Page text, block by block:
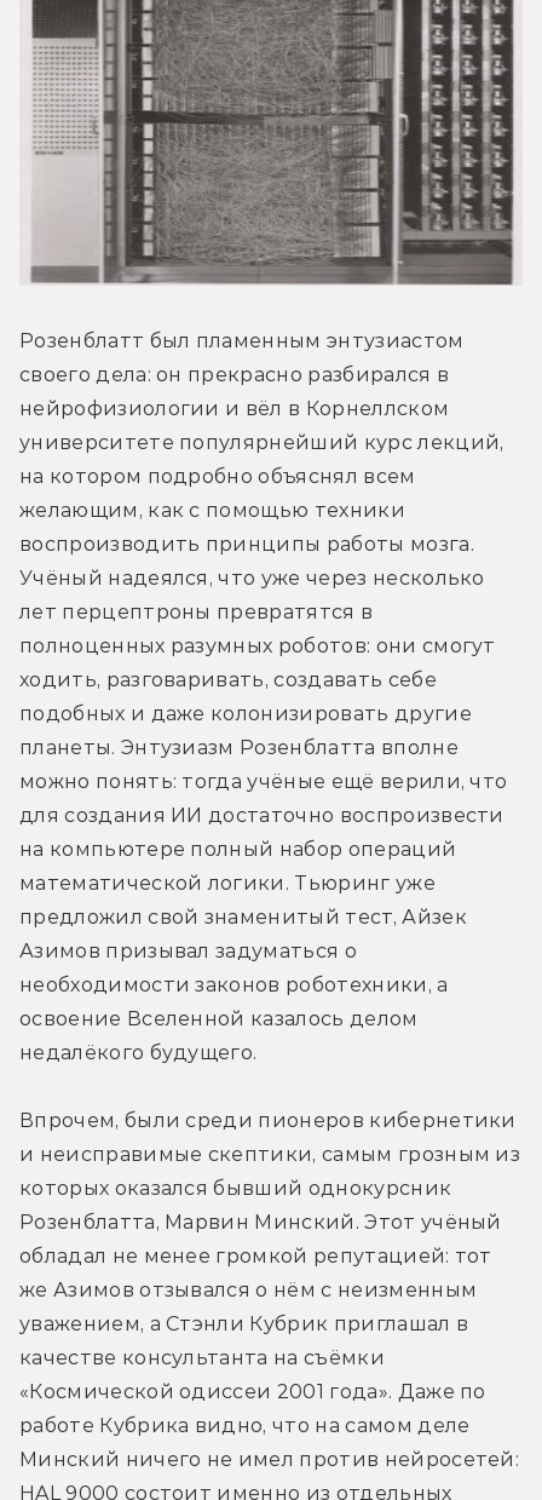
Розенблатт был пламенным энтузиастом
своего дела: он прекрасно разбирался в
нейрофизиологии и вёл в Корнеллском
университете популярнейший курс лекций,
на котором подробно объяснял всем
желающим, как с помощью техники
воспроизводить принципы работы мозга.
Учёный надеялся, что уже через несколько
лет перцептроны превратятся в
полноценных разумных роботов: они смогут
ходить, разговаривать, создавать себе
подобных и даже колонизировать другие
планеты. Энтузиазм Розенблатта вполне
можно понять: тогда учёные ещё верили, что
для создания ИИ достаточно воспроизвести
на компьютере полный набор операций
математической логики. Тьюринг уже
предложил свой знаменитый тест, Айзек
Азимов призывал задуматься о
необходимости законов роботехники, а
освоение Вселенной казалось делом
недалёкого будущего.
Впрочем, были среди пионеров кибернетики
и неисправимые скептики, самым грозным из
которых оказался бывший однокурсник
Розенблатта, Марвин Минский. Этот учёный
обладал не менее громкой репутацией: тот
же Азимов отзывался о нём с неизменным
уважением, а Стэнли Кубрик приглашал в
качестве консультанта на съёмки
«Космической одиссеи 2001 года». Даже по
работе Кубрика видно, что на самом деле
Минский ничего не имел против нейросетей:
HAL 9000 состоит именно из отдельных